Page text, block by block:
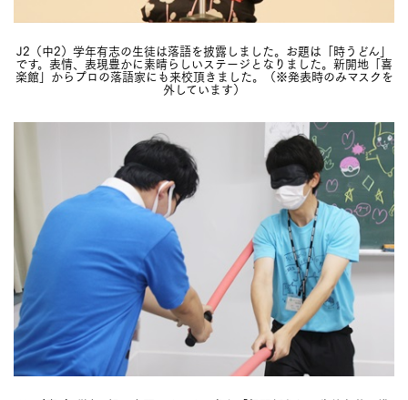
J2（中2）学年有志の生徒は落語を披露しました。お題は「時うどん」
です。表情、表現豊かに素晴らしいステージとなりました。新開地「喜
楽館」からプロの落語家にも来校頂きました。（※発表時のみマスクを
外しています）